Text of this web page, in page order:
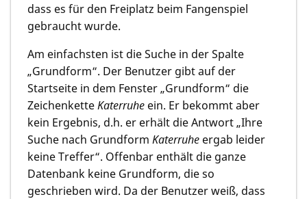
dass es für den Freiplatz beim Fangenspiel
gebraucht wurde.
Am einfachsten ist die Suche in der Spalte
„Grundform“. Der Benutzer gibt auf der
Startseite in dem Fenster „Grundform“ die
ZeichenketteKaterruhe ein. Er bekommt aber
kein Ergebnis, d.h. er erhält die Antwort „Ihre
Suche nach Grundform Katerruhe ergab leider
keine Treffer“. Offenbar enthält die ganze
Datenbank keine Grundform, die so
geschrieben wird. Da der Benutzer weiß, dass